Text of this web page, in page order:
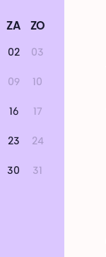
ZA ZO
02 03
09 10
16 17
23 24
30 31